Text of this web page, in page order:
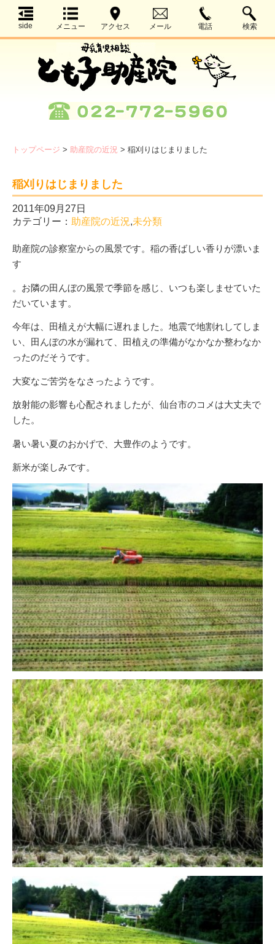
side メニュー アクセス メール 電話 検索
トップページ > 助産院の近況 > 稲刈りはじまりました
稲刈りはじまりました
2011年09月27日
カテゴリー： 助産院の近況,未分類
助産院の診察室からの風景です。稲の香ばしい香りが漂いま
す
。お隣の田んぼの風景で季節を感じ、いつも楽しませていた
だいています。
今年は、田植えが大幅に遅れました。地震で地割れしてしま
い、田んぼの水が漏れて、田植えの準備がなかなか整わなか
ったのだそうです。
大変なご苦労をなさったようです。
放射能の影響も心配されましたが、仙台市のコメは大丈夫で
した。
暑い暑い夏のおかげで、大豊作のようです。
新米が楽しみです。